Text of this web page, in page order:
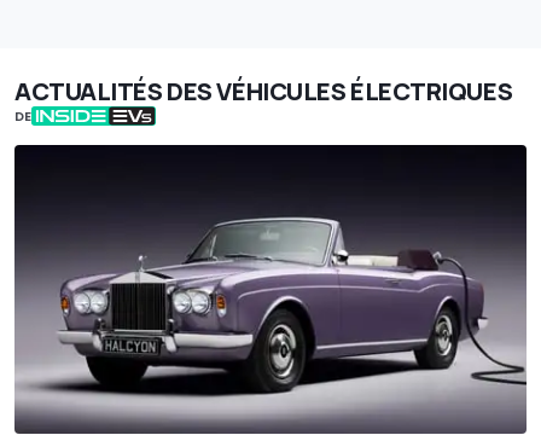
ACTUALITÉS DES VÉHICULES ÉLECTRIQUES
DE